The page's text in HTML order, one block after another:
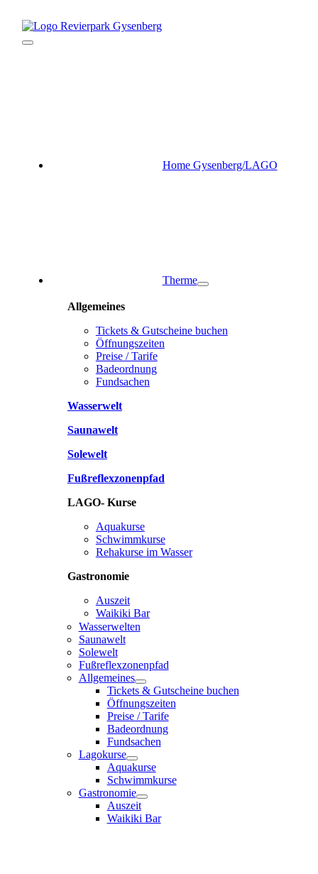
Inhalt
Toggle
Home Gysenberg/LAGO
Therme
Allgemeines
Tickets & Gutscheine buchen
Öffnungszeiten
Preise / Tarife
Badeordnung
Fundsachen
Wasserwelt
Saunawelt
Solewelt
Fußreflexzonenpfad
LAGO- Kurse
Aquakurse
Schwimmkurse
Rehakurse im Wasser
Gastronomie
Auszeit
Waikiki Bar
Wasserwelten
Saunawelt
Solewelt
Fußreflexzonenpfad
Allgemeines
Tickets & Gutscheine buchen
Öffnungszeiten
Preise / Tarife
Badeordnung
Fundsachen
Lagokurse
Aquakurse
Schwimmkurse
Gastronomie
Auszeit
Waikiki Bar